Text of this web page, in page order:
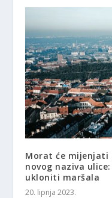
Morat će mijenjati
novog naziva
ukloniti maršala
20. lipnja 2023.